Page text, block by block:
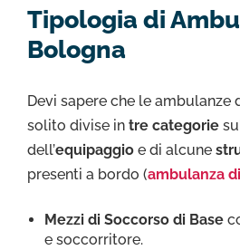
Tipologia di
Bologna
Devi sapere che le ambulanze
solito divise in tre categorie
dell’equipaggio e di alcune
presenti a bordo (ambulanza
Mezzi di Soccorso di Base
e soccorritore.